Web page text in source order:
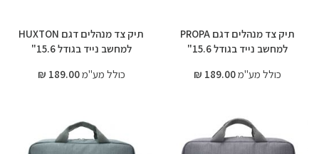
תיק צד מנהלים דגם PROPA
למחשב נייד בגודל 15.6"
כולל מע"מ189.00 ₪
תיק צד מנהלים דגם HUXTON
למחשב נייד בגודל 15.6"
כולל מע"מ189.00 ₪